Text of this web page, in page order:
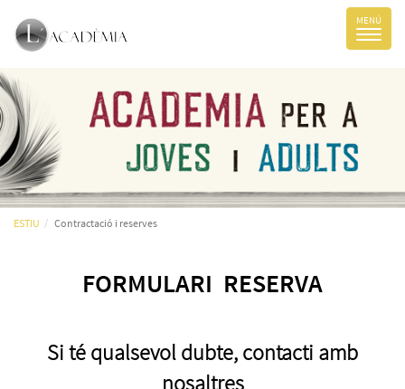
ESTIU Contractació i reserves
FORMULARI RESERVA
Si té qualsevol dubte, contacti amb
nosaltres